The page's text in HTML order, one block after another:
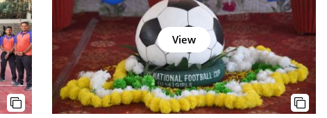
View